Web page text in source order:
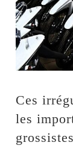
Ces
les